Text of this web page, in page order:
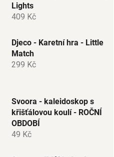
Lights
409 Kč
Djeco - Karetní hra - Little
Match
299 Kč
Svoora - kaleidoskop s
křišťálovou koulí - ROČNÍ
OBDOBÍ
49 Kč